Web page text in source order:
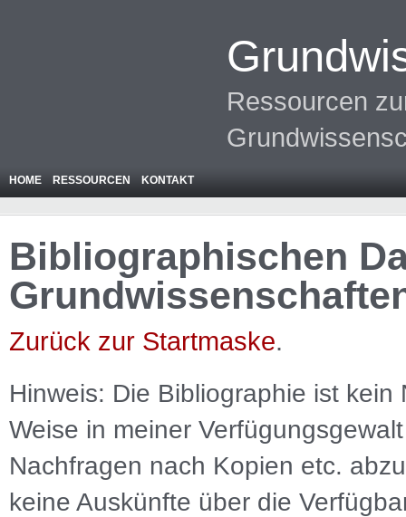
Ressourcen
HOME RESSOURCEN KONTAKT
Bibliographischen
Zurück zur Startmaske.
Hinweis: Die Bibliographie ist kein
Weise in meiner
Nachfragen nach Kopien etc.
keine Auskünfte über die